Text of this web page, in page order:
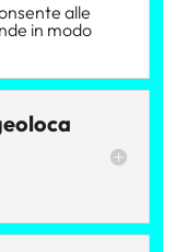
alle
in modo